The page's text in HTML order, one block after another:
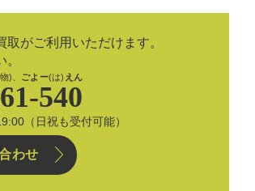
がご利用いただけます。
)、 ごよー(は) えん
540
（日祝も受付可能）
わせ